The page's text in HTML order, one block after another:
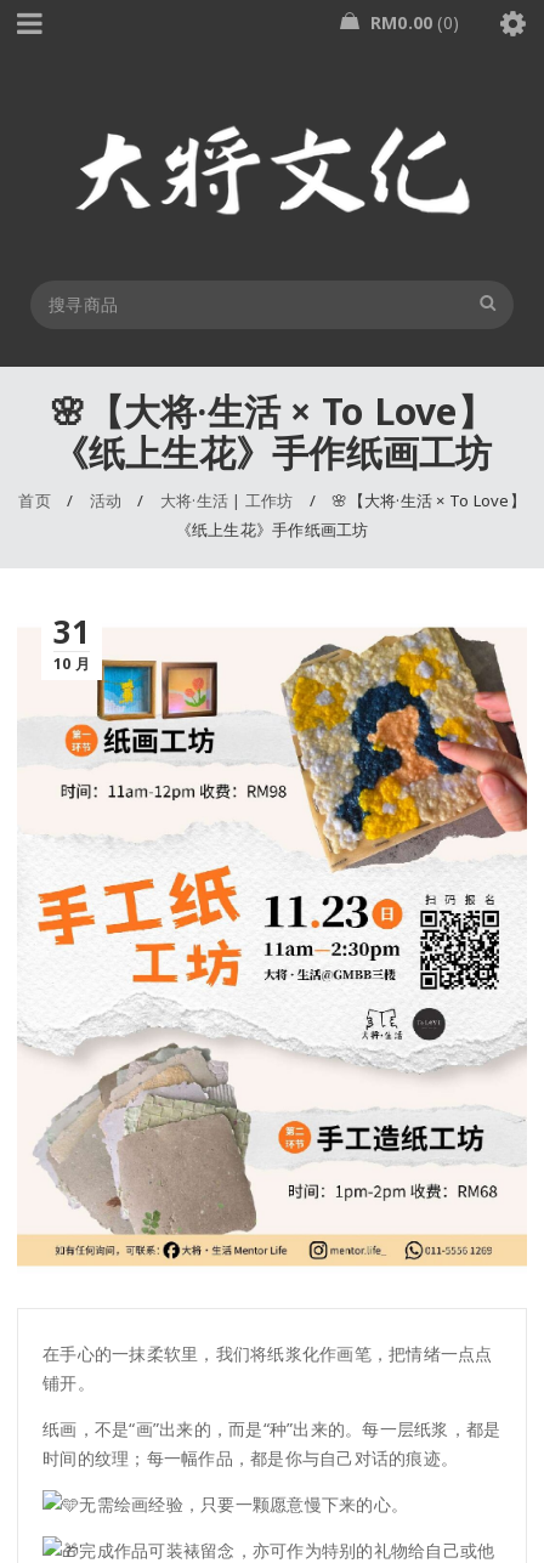
RM0.00 0
🌸【大将·生活 × To Love】
《纸上生花》手作纸画工坊
首页 / 活动 / 大将·生活 | 工作坊 /
🌸【大将·生活 × To Love】
《纸上生花》手作纸画工坊
31
10 月
在手心的一抹柔软里，我们将纸浆化作画笔，把情绪一点点
铺开。
纸画，不是“画”出来的，而是“种”出来的。每一层纸浆，都是
时间的纹理；每一幅作品，都是你与自己对话的痕迹。
无需绘画经验，只要一颗愿意慢下来的心。
完成作品可装裱留念，亦可作为特别的礼物给自己或他